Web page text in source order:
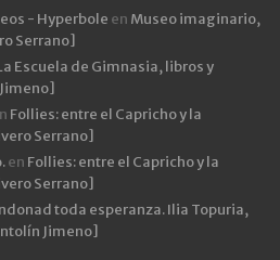
- Hyperbole en Museo imaginario,
Serrano]
Escuela de Gimnasia, libros y
Follies: entre el Capricho y la
Serrano]
en Follies: entre el Capricho y la
Serrano]
toda esperanza. Ilia Topuria,
Jimeno]